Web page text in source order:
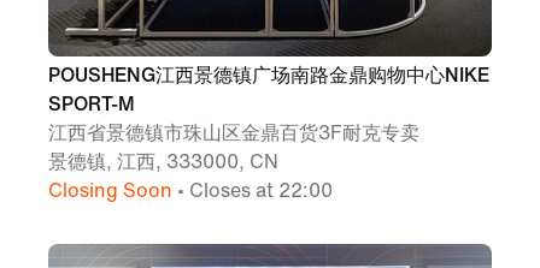
POUSHENG江西景德镇广场南路金鼎购物中心NIKE
SPORT-M
江西省景德镇市珠山区金鼎百货3F耐克专卖
景德镇, 江西, 333000, CN
Closing Soon • Closes at 22:00